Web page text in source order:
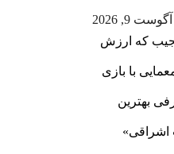
آگوست 9, 2026
که ارزش
با بازی
بهترین